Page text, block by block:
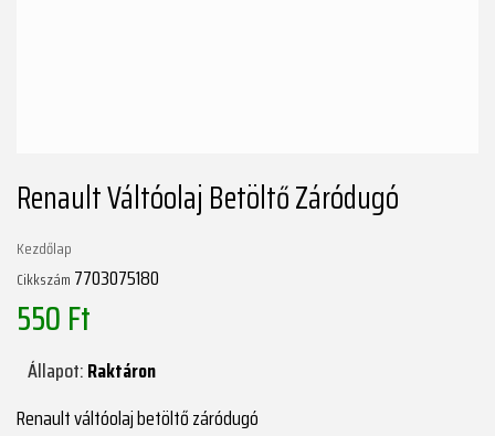
Renault Váltóolaj Betöltő Záródugó
Kezdőlap
Cikkszám 7703075180
550 Ft
Állapot:Raktáron
Renault váltóolaj betöltő záródugó